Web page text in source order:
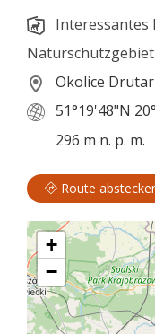
Naturschutzgebiet
Okolice
51°19'48"N
296 m n. p. m.
Route
+
−